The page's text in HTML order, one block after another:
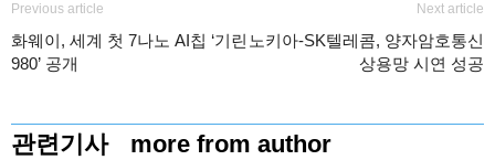
Previous article
화웨이, 세계 첫 7나노 AI칩 ‘기린
980’ 공개
Next article
노키아-SK텔레콤, 양자암호통신
상용망 시연 성공
관련기사 more from author